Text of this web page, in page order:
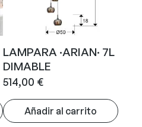
LAMPARA ·ARIAN· 7L
DIMABLE
514,00 €
Añadir al carrito